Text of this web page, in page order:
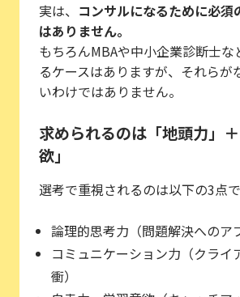
実は、 コンサルになるために必須
はありません。
もちろんMBAや中小企業診断士な
るケースはありますが、それらが
いわけではありません。
求められるのは「地頭力」
欲」
選考で重視されるのは以下の3点
論理的思考力（問題解決へのア
コミュニケーション力（クライ
衝）